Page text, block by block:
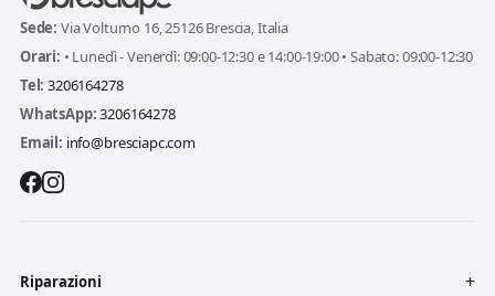
Sede: Via Volturno 16, 25126 Brescia, Italia
Orari: • Lunedì - Venerdì: 09:00-12:30 e 14:00-19:00 • Sabato: 09:00-12:30
Tel: 3206164278
WhatsApp:3206164278
Email: info@bresciapc.com
Riparazioni